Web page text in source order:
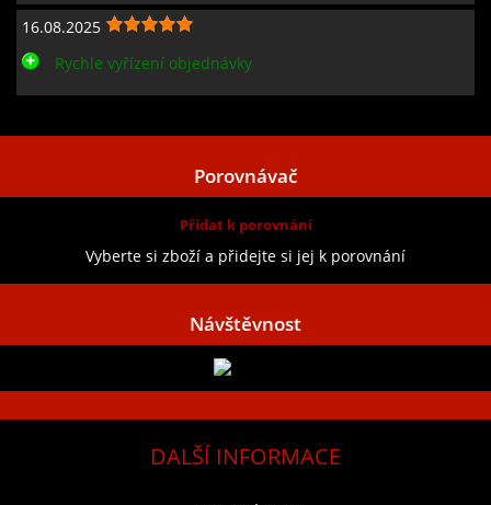
16.08.2025
Rychle vyřízení objednávky
Porovnávač
Přidat k porovnání
Vyberte si zboží a přidejte si jej k porovnání
Návštěvnost
DALŠÍ INFORMACE